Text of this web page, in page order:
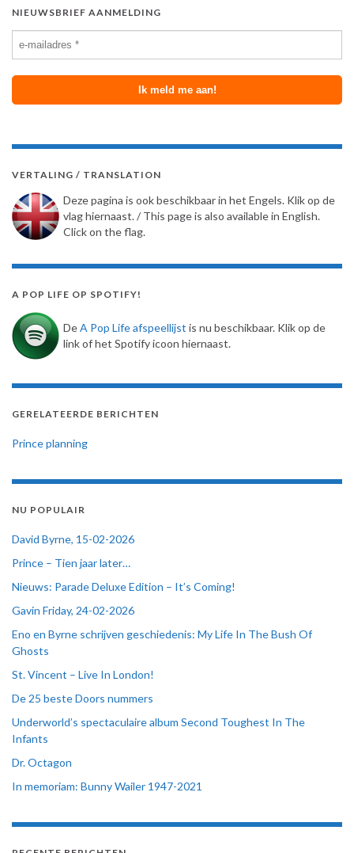
NIEUWSBRIEF AANMELDING
VERTALING / TRANSLATION
Deze pagina is ook beschikbaar in het Engels. Klik op de
vlag hiernaast. / This page is also available in English.
Click on the flag.
A POP LIFE OP SPOTIFY!
DeA Pop Life afspeellijst is nu beschikbaar. Klik op de
link of het Spotify icoon hiernaast.
GERELATEERDE BERICHTEN
Prince planning
NU POPULAIR
David Byrne, 15-02-2026
Prince – Tien jaar later…
Nieuws: Parade Deluxe Edition – It’s Coming!
Gavin Friday, 24-02-2026
Eno en Byrne schrijven geschiedenis: My Life In The Bush Of
Ghosts
St. Vincent – Live In London!
De 25 beste Doors nummers
Underworld’s spectaculaire album Second Toughest In The
Infants
Dr. Octagon
In memoriam: Bunny Wailer 1947-2021